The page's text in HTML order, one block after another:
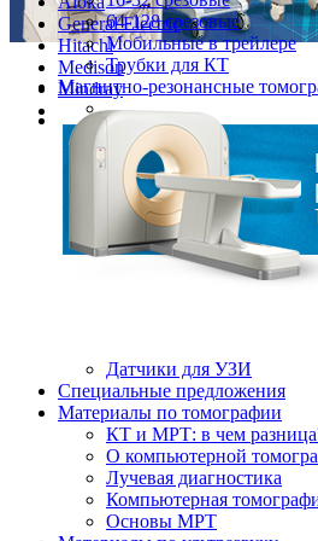
General Electric
Hitachi
Medison
Mindray
64-128 срезовые
Мобильные в трейлере
Трубки для КТ
Магнитно-резонансные
Датчики для УЗИ
Cпециальные предложения
Материалы по томографии
КТ и МРТ: в чем
О компьютерной
Лучевая диагностика
Компьютерная
Основы МРТ